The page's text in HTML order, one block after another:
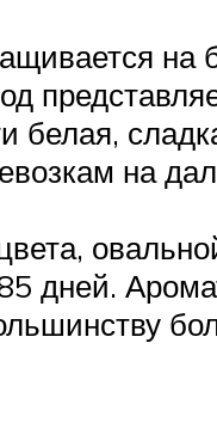
на
белая,
на
дней.